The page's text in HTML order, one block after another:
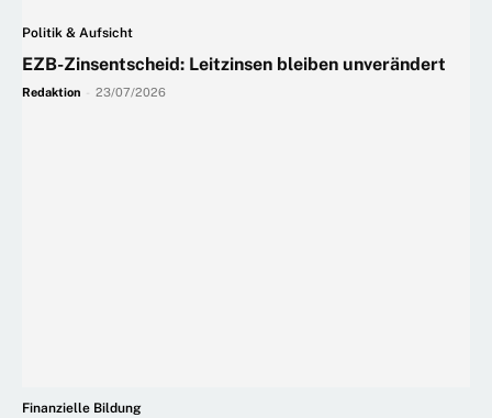
Politik & Aufsicht
EZB-Zinsentscheid: Leitzinsen bleiben unverändert
Redaktion 23/07/2026
Finanzielle Bildung